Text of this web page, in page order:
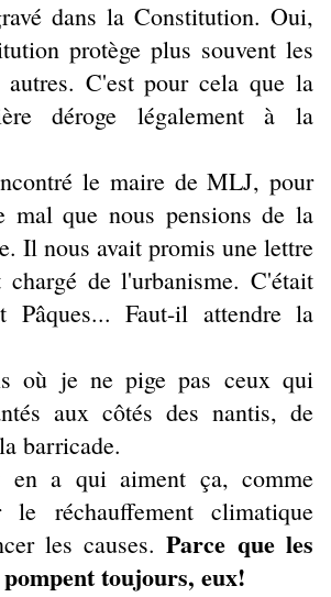
dans la Constitution. Oui,
protège plus souvent les
C'est pour cela que la
déroge légalement à la
le maire de MLJ, pour
que nous pensions de la
Il nous avait promis une lettre
de l'urbanisme. C'était
Pâques... Faut-il attendre la
où je ne pige pas ceux qui
aux côtés des nantis, de
barricade.
a qui aiment ça, comme
le réchauffement climatique
les causes.Parce que les
toujours, eux!